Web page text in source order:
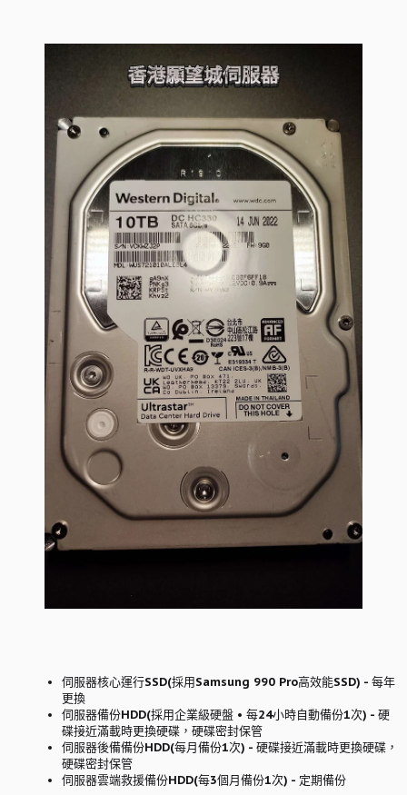
伺服器核心運行SSD(採用Samsung 990 Pro高效能SSD) - 每年
更換​
伺服器備份HDD(採用企業級硬盤 • 每24小時自動備份1次) - 硬
碟接近滿載時更換硬碟，硬碟密封保管​
伺服器後備備份HDD(每月備份1次) - 硬碟接近滿載時更換硬碟，
硬碟密封保管​
伺服器雲端救援備份HDD(每3個月備份1次) - 定期備份​